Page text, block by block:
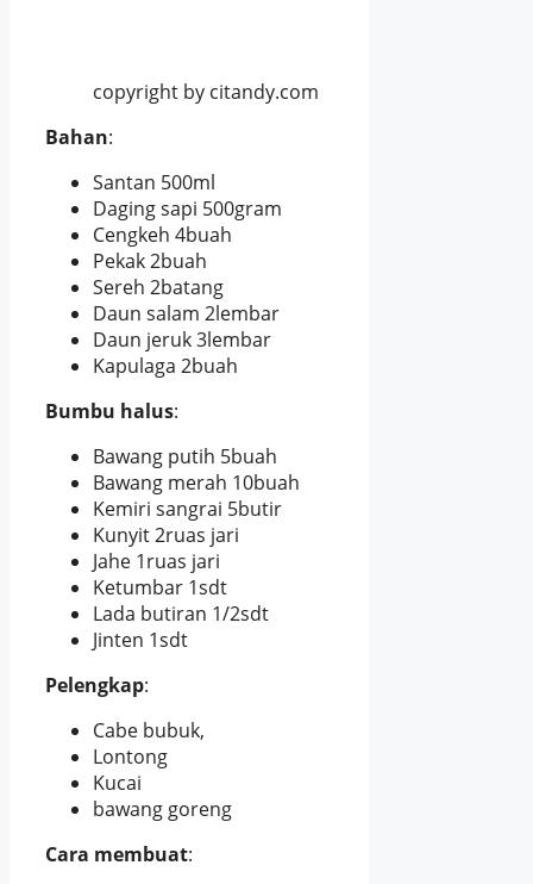
copyright by citandy.com
Bahan:
Santan 500ml
Daging sapi 500gram
Cengkeh 4buah
Pekak 2buah
Sereh 2batang
Daun salam 2lembar
Daun jeruk 3lembar
Kapulaga 2buah
Bumbu halus:
Bawang putih 5buah
Bawang merah 10buah
Kemiri sangrai 5butir
Kunyit 2ruas jari
Jahe 1ruas jari
Ketumbar 1sdt
Lada butiran 1/2sdt
Jinten 1sdt
Pelengkap:
Cabe bubuk,
Lontong
Kucai
bawang goreng
Cara membuat: